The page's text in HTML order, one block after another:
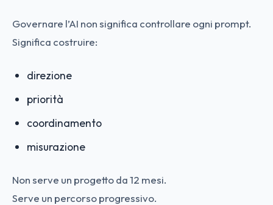
Governare l’AI non significa controllare ogni prompt.
Significa costruire:
direzione
priorità
coordinamento
misurazione
Non serve un progetto da 12 mesi.
Serve un percorso progressivo.